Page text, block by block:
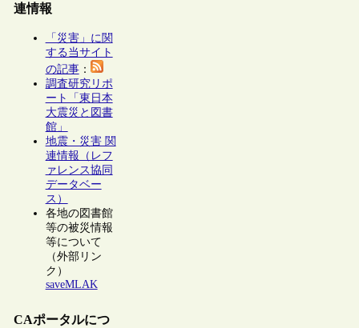
連情報
「災害」に関
する当サイト
の記事：
調査研究リポ
ート「東日本
大震災と図書
館」
地震・災害 関
連情報（レフ
ァレンス協同
データベー
ス）
各地の図書館
等の被災情報
等について
（外部リン
ク）
saveMLAK
CAポータルにつ